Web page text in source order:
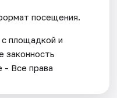
посещения.
площадкой и
- Все права